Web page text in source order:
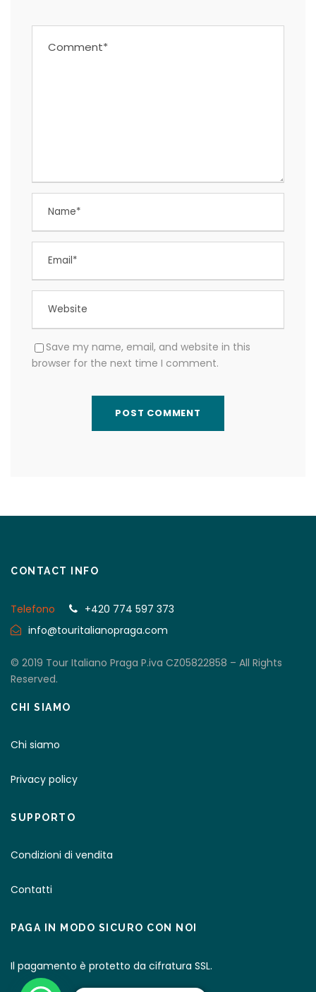
Save my name, email, and website in this
browser for the next time I comment.
CONTACT INFO
Telefono
+420 774 597 373
info@touritalianopraga.com
© 2019 Tour Italiano Praga P.iva CZ05822858 – All Rights
Reserved.
CHI SIAMO
Chi siamo
Privacy policy
SUPPORTO
Condizioni di vendita
Contatti
PAGA IN MODO SICURO CON NOI
Il pagamento è protetto da cifratura SSL.